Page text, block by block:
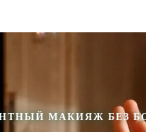
МАКИЯЖ БЕЗ